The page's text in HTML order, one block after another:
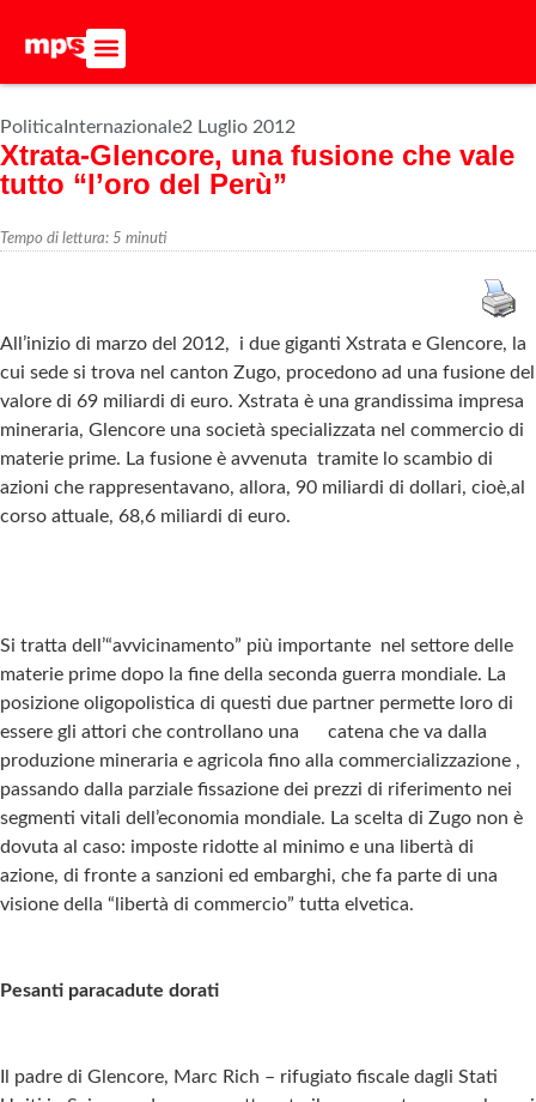
Politica Internazionale2 Luglio 2012
Xtrata-Glencore, una fusione che vale
tutto “l’oro del Perù”
Tempo di lettura: 5 minuti
All’inizio di marzo del 2012, i due giganti Xstrata e Glencore, la
cui sede si trova nel canton Zugo, procedono ad una fusione del
valore di 69 miliardi di euro. Xstrata è una grandissima impresa
mineraria, Glencore una società specializzata nel commercio di
materie prime. La fusione è avvenuta tramite lo scambio di
azioni che rappresentavano, allora, 90 miliardi di dollari, cioè,al
corso attuale, 68,6 miliardi di euro.
Si tratta dell’“avvicinamento” più importante nel settore delle
materie prime dopo la fine della seconda guerra mondiale. La
posizione oligopolistica di questi due partner permette loro di
essere gli attori che controllano una catena che va dalla
produzione mineraria e agricola fino alla commercializzazione ,
passando dalla parziale fissazione dei prezzi di riferimento nei
segmenti vitali dell’economia mondiale. La scelta di Zugo non è
dovuta al caso: imposte ridotte al minimo e una libertà di
azione, di fronte a sanzioni ed embarghi, che fa parte di una
visione della “libertà di commercio” tutta elvetica.
Pesanti paracadute dorati
Il padre di Glencore, Marc Rich – rifugiato fiscale dagli Stati